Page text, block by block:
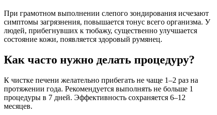
При грамотном выполнении слепого зондирования исчезают
симптомы загрязнения, повышается тонус всего организма. У
людей, прибегнувших к тюбажу, существенно улучшается
состояние кожи, появляется здоровый румянец.
Как часто нужно делать процедуру?
К чистке печени желательно прибегать не чаще 1–2 раз на
протяжении года. Рекомендуется выполнять не больше 1
процедуры в 7 дней. Эффективность сохраняется 6–12
месяцев.